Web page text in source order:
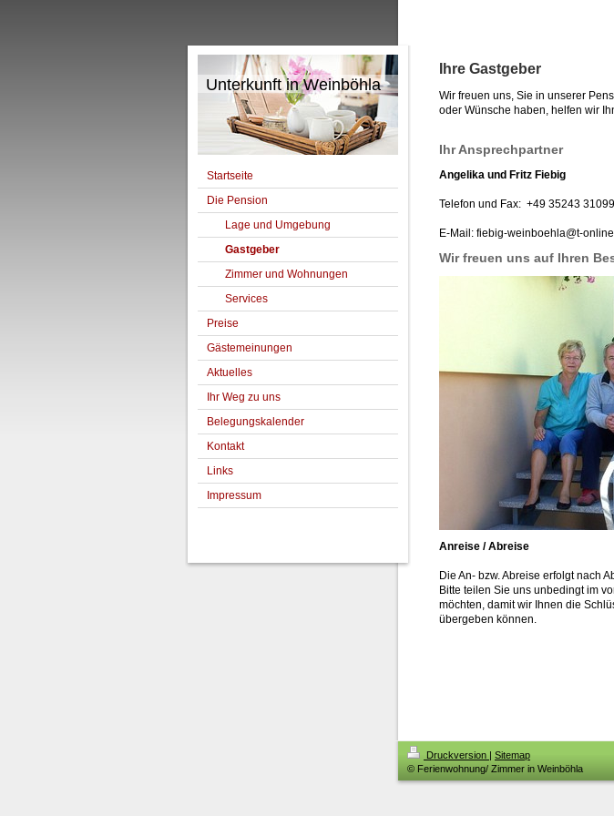
Unterkunft in Weinböhla
Startseite
Die Pension
Lage und Umgebung
Gastgeber
Zimmer und Wohnungen
Services
Preise
Gästemeinungen
Aktuelles
Ihr Weg zu uns
Belegungskalender
Kontakt
Links
Impressum
Ihre Gastgeber
Wir freuen uns, Sie in unserer
oder Wünsche haben, helfen wir
Ihr Ansprechpartner
Angelika und Fritz Fiebig
Telefon und Fax: +49 35243 31099
E-Mail: fiebig-weinboehla@t-
Wir freuen uns auf Ihren
Anreise / Abreise
Die An- bzw. Abreise erfolgt nach
Bitte teilen Sie uns unbedingt im
möchten, damit wir Ihnen die
übergeben können.
Druckversion | Sitemap
© Ferienwohnung/ Zimmer in Weinböhla